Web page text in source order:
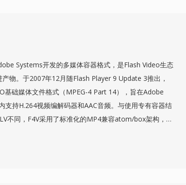
Systems开发的多媒体容器格式，是Flash Video生态
产物。于2007年12月随Flash Player 9 Update 3推出，
基础媒体文件格式（MPEG-4 Part 14），旨在Adobe
支持H.264视频编解码器和AAC音频。与使用专有容器结
不同，F4V采用了标准化的MP4兼容atom/box架构，使
工具和工作流具有更好的互操作性。该格式支持高级功